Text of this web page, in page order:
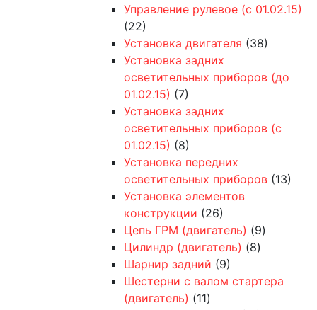
Управление рулевое (с 01.02.15)
(22)
Установка двигателя (38)
Установка задних
осветительных приборов (до
01.02.15) (7)
Установка задних
осветительных приборов (с
01.02.15) (8)
Установка передних
осветительных приборов (13)
Установка элементов
конструкции (26)
Цепь ГРМ (двигатель) (9)
Цилиндр (двигатель) (8)
Шарнир задний (9)
Шестерни с валом стартера
(двигатель) (11)